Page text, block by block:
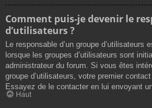
Comment puis-je devenir le
d’utilisateurs ?
Le responsable d’un groupe d’utilisateurs
lorsque les groupes d’utilisateurs sont
administrateur du forum. Si vous êtes
groupe d’utilisateurs, votre premier
Essayez de le contacter en lui envoyant
Haut